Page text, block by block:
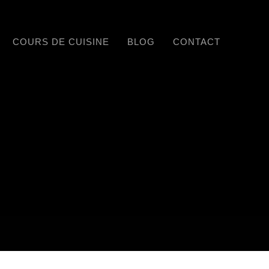
COURS DE CUISINE BLOG CONTACT